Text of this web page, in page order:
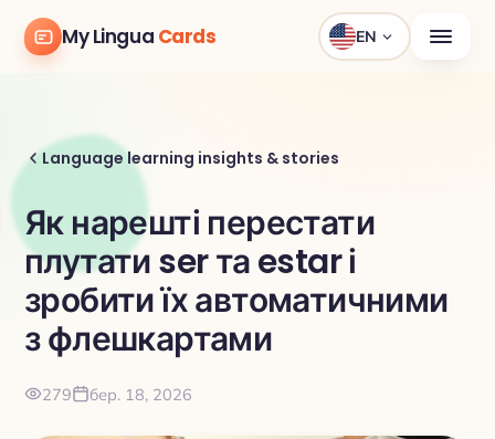
My Lingua Cards EN
Language learning insights & stories
Як нарешті перестати
плутати ser та estar і
зробити їх автоматичними
з флешкартами
279 бер. 18, 2026